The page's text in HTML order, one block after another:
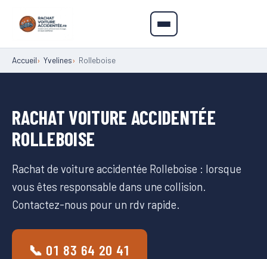
Accueil Yvelines Rolleboise
RACHAT VOITURE ACCIDENTÉE
ROLLEBOISE
Rachat de voiture accidentée Rolleboise : lorsque
vous êtes responsable dans une collision.
Contactez-nous pour un rdv rapide.
📞 01 83 64 20 41